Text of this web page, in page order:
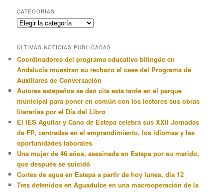
CATEGORIAS
Categorias
ÚLTIMAS NOTICIAS PUBLICADAS
Coordinadores del programa educativo bilingüe en
Andalucía muestran su rechazo al cese del Programa de
Auxiliares de Conversación
Autores estepeños se dan cita esta tarde en el parque
municipal para poner en común con los lectores sus obras
literarias por el Día del Libro
El IES Aguilar y Cano de Estepa celebra sus XXII Jornadas
de FP, centradas en el emprendimiento, los idiomas y las
oportunidades laborales
Una mujer de 46 años, asesinada en Estepa por su marido,
que después se suicidó
Cortes de agua en Estepa a partir de hoy lunes, día 12
Tres detenidos en Aguadulce en una macrooperación de la